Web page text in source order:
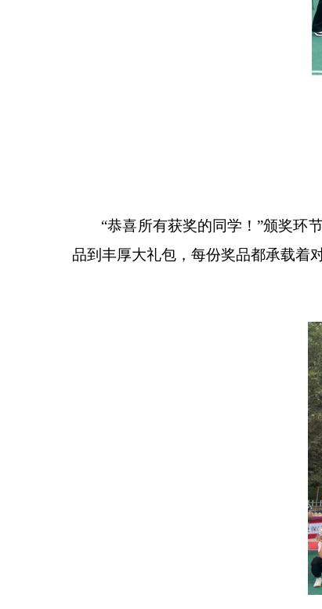
“恭喜所有获奖的同学！”颁奖环
品到丰厚大礼包，每份奖品都承载着